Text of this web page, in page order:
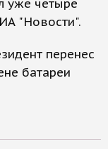
уже четыре
"Новости".
перенес
батареи